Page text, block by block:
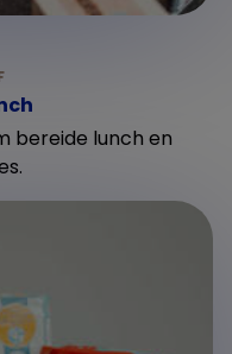
bereide lunch en